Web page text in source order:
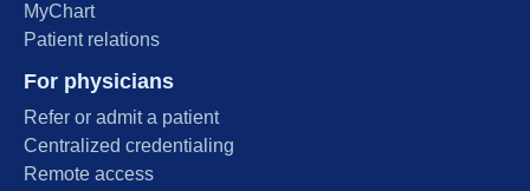
MyChart
Patient relations
For physicians
Refer or admit a patient
Centralized credentialing
Remote access